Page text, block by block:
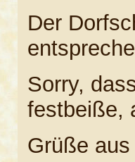
Der
Sorry,
festbeiße,
Grüße